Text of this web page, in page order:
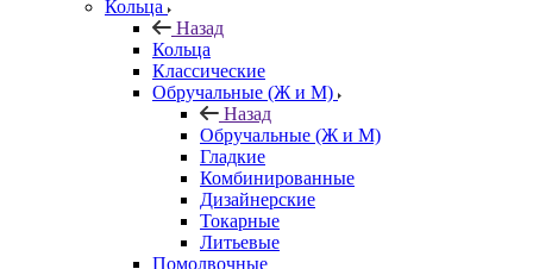
Кольца
Назад
Кольца
Классические
Обручальные (Ж и М)
Назад
Обручальные (Ж и М)
Гладкие
Комбинированные
Дизайнерские
Токарные
Литьевые
Помолвочные